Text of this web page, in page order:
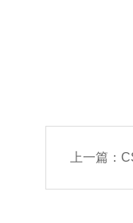
上一篇：